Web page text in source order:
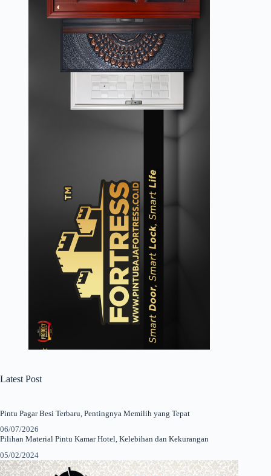
Latest Post
Pintu Pagar Besi Terbaru, Pentingnya Memilih yang Tepat
06/07/2026
Pilihan Material Pintu Kamar Hotel, Kelebihan dan Kekurangan
05/02/2024